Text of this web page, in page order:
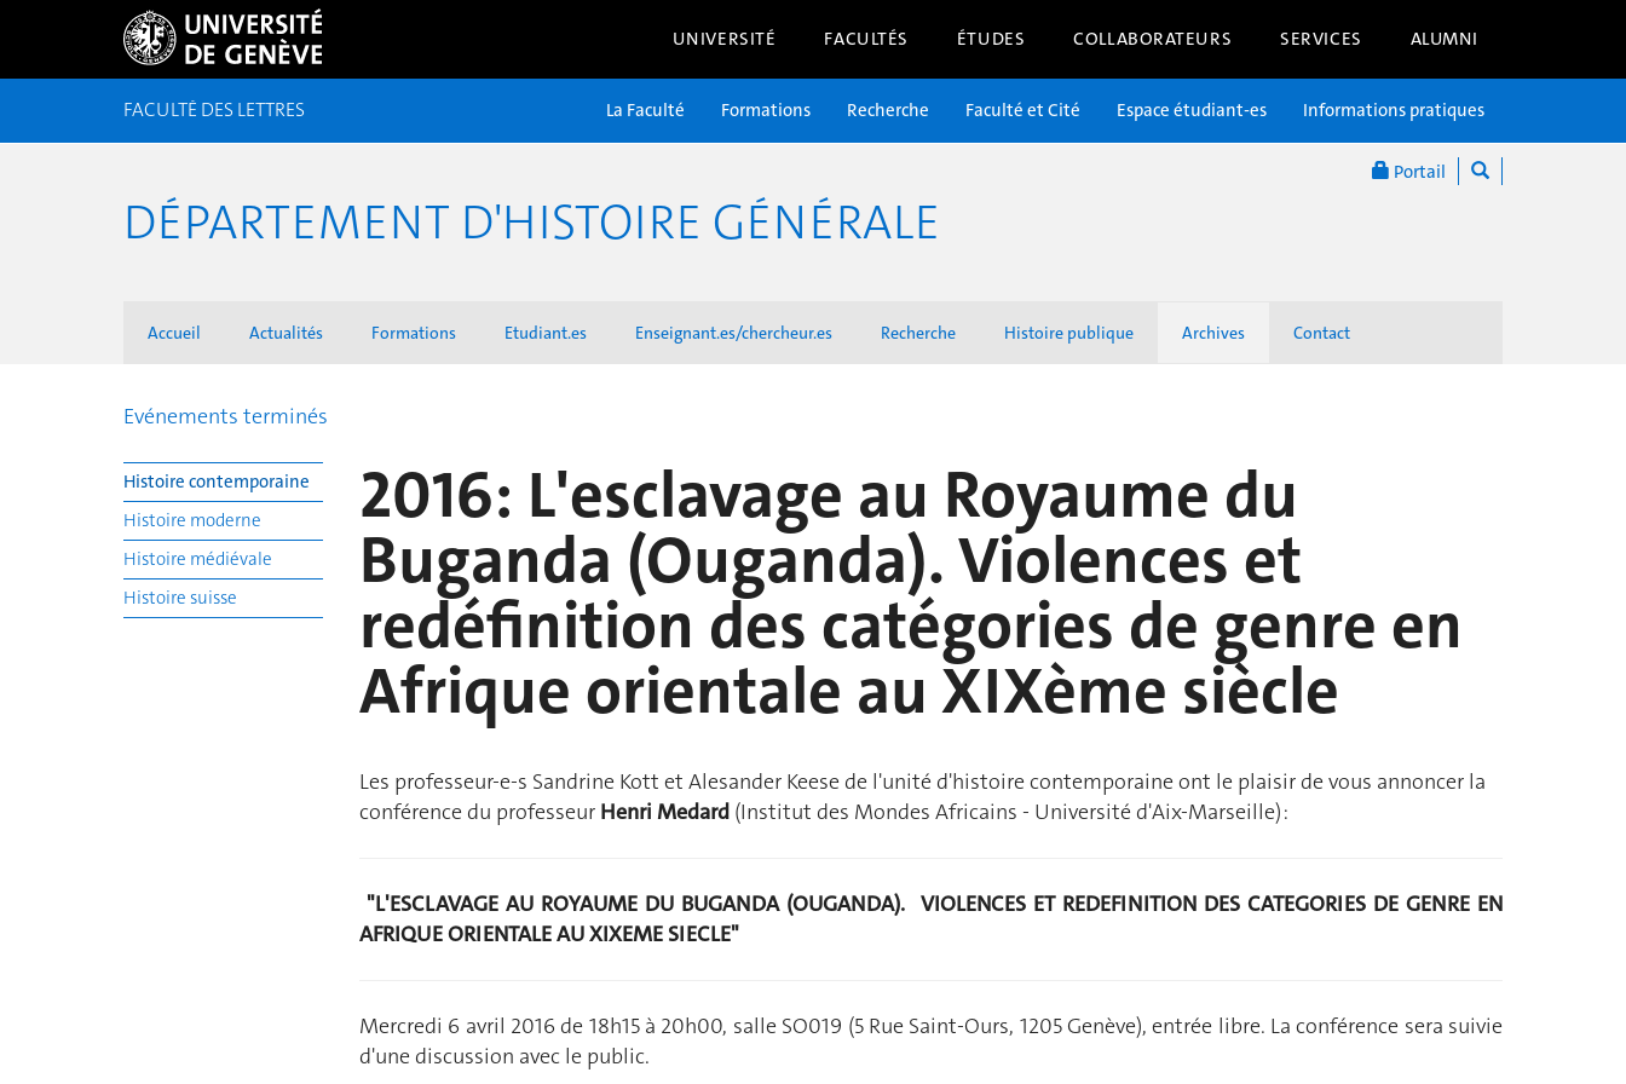
UNIVERSITÉ FACULTÉS ÉTUDES COLLABORATEURS SERVICES ALUMNI
Portail
FACULTÉ DES LETTRES La Faculté Formations Recherche Faculté et Cité Espace étudiant-es Informations pratiques
DÉPARTEMENT D'HISTOIRE GÉNÉRALE
Accueil Actualités Formations Etudiant.es Enseignant.es/chercheur.es Recherche Histoire publique Archives Contact
Evénements terminés
Histoire contemporaine
Histoire moderne
Histoire médiévale
Histoire suisse
2016: L'esclavage au Royaume du
Buganda (Ouganda). Violences et
redéfinition des catégories de genre en
Afrique orientale au XIXème siècle
Les professeur-e-s Sandrine Kott et Alesander Keese de l'unité d'histoire contemporaine ont le plaisir de vous annoncer la
conférence du professeur Henri Medard (Institut des Mondes Africains - Université d'Aix-Marseille) :
"L'ESCLAVAGE AU ROYAUME DU BUGANDA (OUGANDA). VIOLENCES ET REDEFINITION DES CATEGORIES DE GENRE EN
AFRIQUE ORIENTALE AU XIXEME SIECLE"
Mercredi 6 avril 2016 de 18h15 à 20h00, salle SO019 (5 Rue Saint-Ours, 1205 Genève), entrée libre. La conférence sera suivie
d'une discussion avec le public.